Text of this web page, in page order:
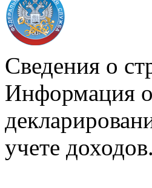
Сведения о
Информация о
учете доходов.